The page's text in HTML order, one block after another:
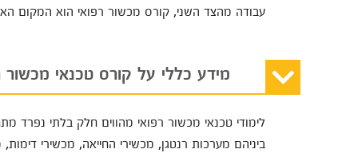
עבודה מהצד השני, קורס מכשור רפואי הוא המקום
מידע כללי על קורס טכנאי מכשור
לימודי טכנאי מכשור רפואי מהווים חלק בלתי נפרד
ביניהם מערכות רנטגן, מכשירי החייאה, מכשירי